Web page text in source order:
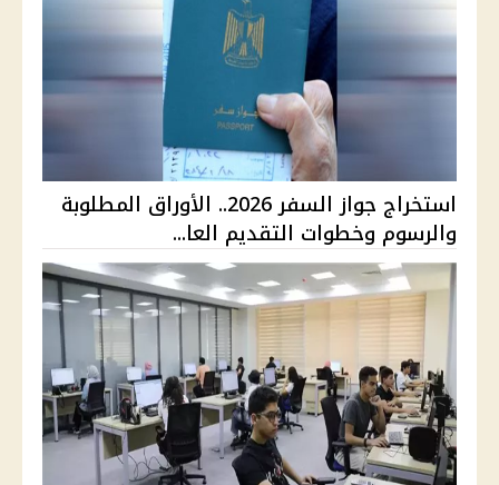
استخراج جواز السفر 2026.. الأوراق المطلوبة
والرسوم وخطوات التقديم العا...